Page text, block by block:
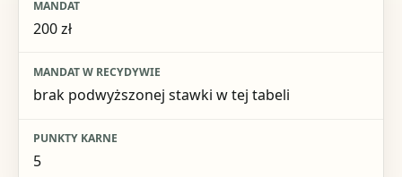
200 zł
brak podwyższonej stawki w tej tabeli
5